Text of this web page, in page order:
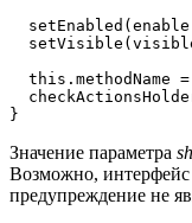
this.methodName
}
Значение параметра
Возможно,
предупреждение не